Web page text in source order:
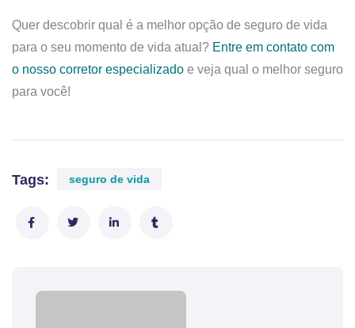
Quer descobrir qual é a melhor opção de seguro de vida
para o seu momento de vida atual? Entre em contato com
o nosso corretor especializado e veja qual o melhor seguro
para você!
Tags: seguro de vida